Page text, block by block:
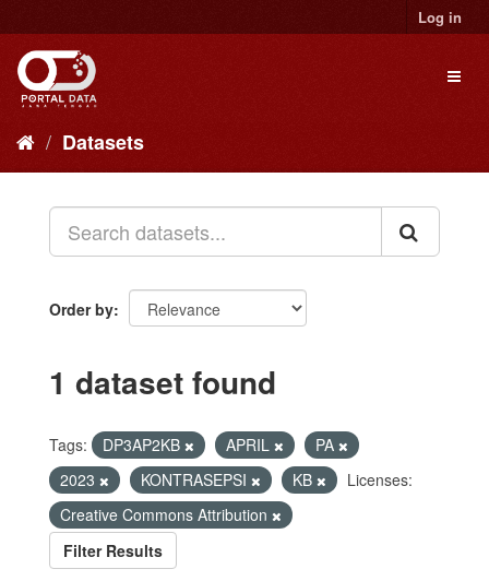
to
content
Log in
Datasets
Order by
1 dataset found
Tags: DP3AP2KB APRIL
PA
2023
KONTRASEPSI KB
Licenses:
Creative Commons Attribution
Filter Results